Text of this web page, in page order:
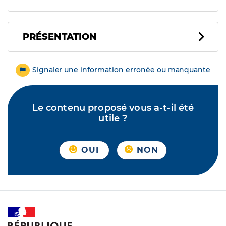
PRÉSENTATION
Signaler une information erronée ou manquante
Le contenu proposé vous a-t-il été
utile ?
OUI NON